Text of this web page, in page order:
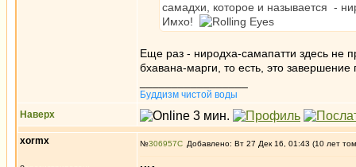
самадхи, которое и называется -
Имхо!
Еще раз - ниродха-самапатти здесь не
бхавана-марги, то есть, это
Буддизм чистой воды
Наверх
xormx №306957 Добавлено: Вт 27 Дек 16, 01:43 (10 лет